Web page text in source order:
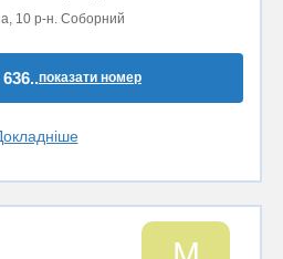
10 р-н. Соборний
показати номер